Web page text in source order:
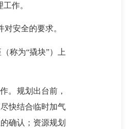
作。
安全的要求。
称为“撬块”）上
。规划出台前，
快结合临时加气
确认；资源规划